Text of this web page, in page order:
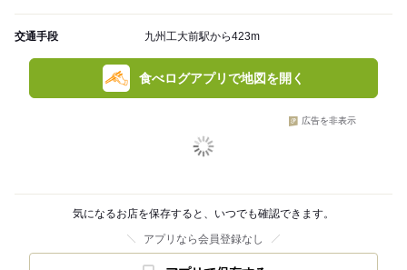
交通手段 九州工大前駅から423m
食べログアプリで地図を開く
広告を非表示
気になるお店を保存すると、いつでも確認できます。
アプリなら会員登録なし